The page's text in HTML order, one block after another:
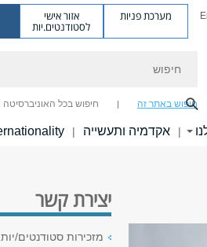
מערכת פניות אזור אישי
לסטודנטים.יות
חיפוש באתר זה חיפוש בכל האוניברסיטה
| אקדמיה ותעשייה |
יצירת קשר
מזכירות סטודנטים/יות